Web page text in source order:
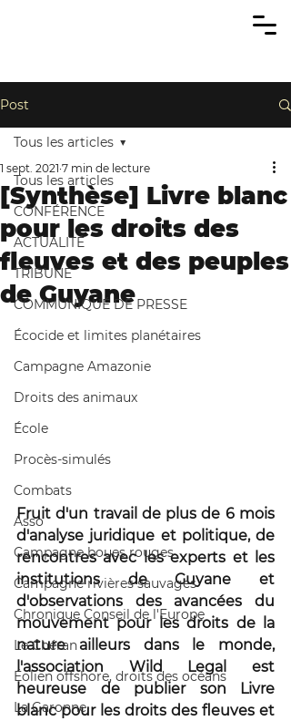
Post
Tous les articles
CONFÉRENCE
ACTUALITÉ
TRIBUNE
COMMUNIQUÉ DE PRESSE
Écocide et limites planétaires
Campagne Amazonie
Droits des animaux
École
Procès-simulés
Combats
Asso
Campagne boues rouges
Campagne rivières sauvages
Chronique Conseil de l'Europe
Le Chéran
Éolien offshore, droits des océans
La Garonne
Tous les articles
[Synthèse] Livre blanc
pour les droits des
fleuves et des peuples
de Guyane
1 sept. 2021 7 min de lecture
Fruit d'un travail de plus de 6 mois
d'analyse juridique et politique, de
rencontres avec les experts et les
institutions de Guyane et
d'observations des avancées du
mouvement pour les droits de la
nature ailleurs dans le monde,
l'association Wild Legal est
heureuse de publier son Livre
blanc pour les droits des fleuves et